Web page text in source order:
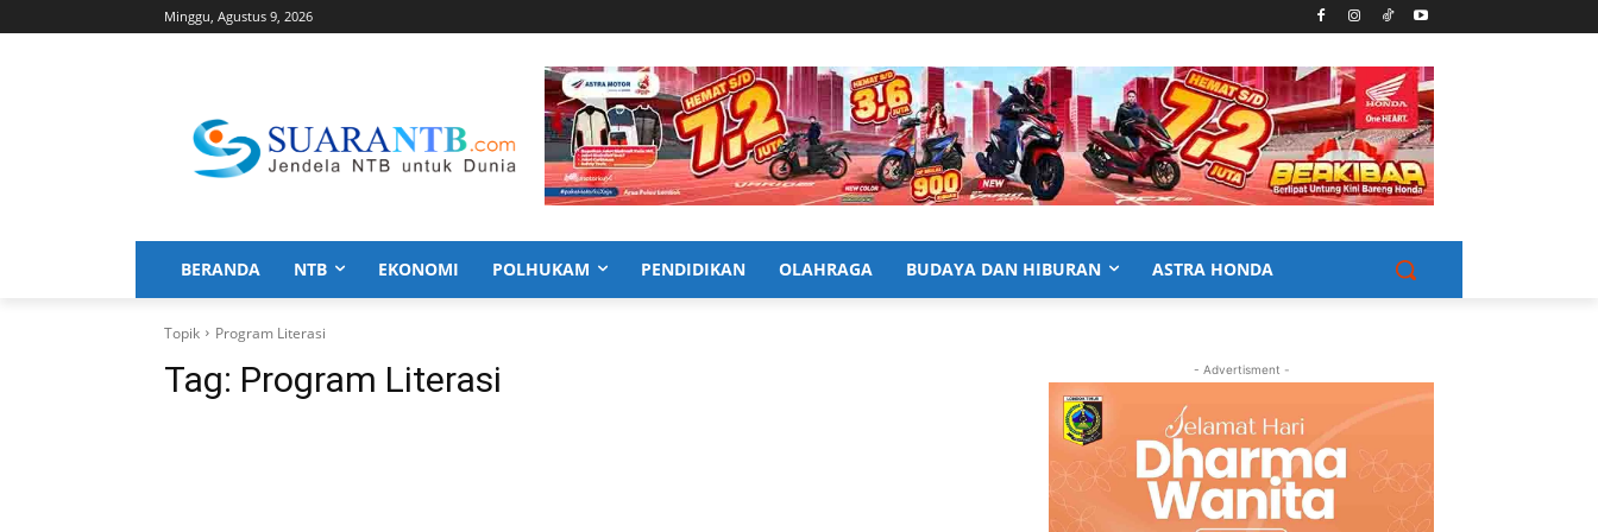
Minggu, Agustus 9, 2026
BERANDA NTB EKONOMI POLHUKAM PENDIDIKAN OLAHRAGA BUDAYA DAN HIBURAN ASTRA HONDA
Topik Program Literasi
Tag: Program Literasi - Advertisment -